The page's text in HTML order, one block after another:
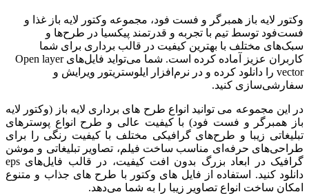
وکتور لایه باز همبرگر و فست فود، مجموعه وکتور لایه باز غذا و
فست‌فود توسط تیم با تجربه و قدرتمند پیکسیا در طرح‌ها و
سبک‌های مختلف با بهترین کیفیت در قالب برداری برای شما
کاربران عزیز آماده کرده است. شما می‌تواید فایل‌های Open layer
vector را دانلود کرده و در نرم‌افزار ایلوستریتور ویرایش و
سفارشی‌سازی کنید.
در این مجموعه می توانید انواع طرح های برداری لایه باز (وکتور لایه
باز همبرگر و فست فود) با کیفیت عالی و طرح انواع پوسترهای
تبلیغاتی زیبا و طرح‌های گرافیکی مختلف با کیفیت رنگی را برای
طراحی‌های حرفه‌ای مناسب ساخت فیلم، تصاویر تبلیغاتی و موشن
گرافیک در ابعاد بزرگ بدون افت کیفیت، در قالب فایل‌های eps
دانلود کنید. استفاده از فایل های وکتور با طرح های جذاب و متنوع
امکان ساخت انواع تصاویر زیبا را به شما می‌دهد.